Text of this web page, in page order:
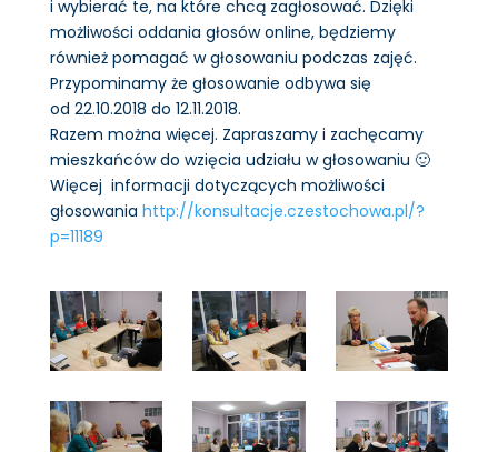
i wybierać te, na które chcą zagłosować. Dzięki
możliwości oddania głosów online, będziemy
również pomagać w głosowaniu podczas zajęć.
Przypominamy że głosowanie odbywa się
od 22.10.2018 do 12.11.2018.
Razem można więcej. Zapraszamy i zachęcamy
mieszkańców do wzięcia udziału w głosowaniu 🙂
Więcej informacji dotyczących możliwości
głosowania http://konsultacje.czestochowa.pl/?
p=11189